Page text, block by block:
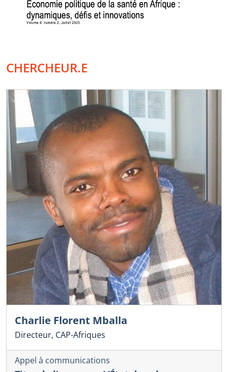
CHERCHEUR.E
Charlie Florent Mballa
Directeur, CAP-Afriques
Appel à communications